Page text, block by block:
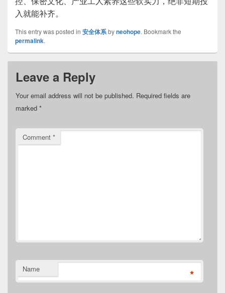
入就能补齐。
This entry was posted in 安全体系byneohope. Bookmark the
permalink.
Leave a Reply
Your email address will not be published. Required fields are
marked *
Comment *
Name *